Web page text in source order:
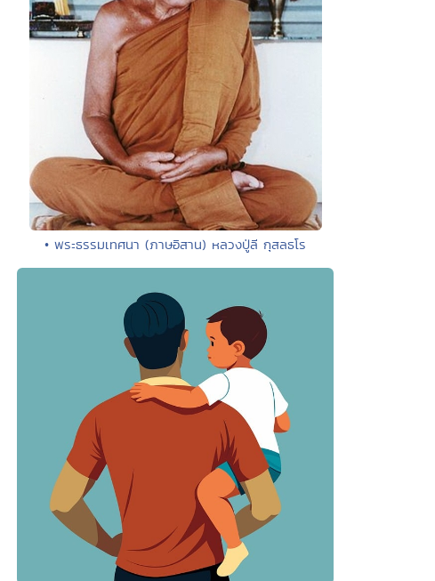
• พระธรรมเทศนา (ภาษอิสาน) หลวงปู่ลี กุสลธโร